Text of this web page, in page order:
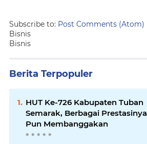
Subscribe to: Post Comments (Atom)
Bisnis
Bisnis
Berita Terpopuler
HUT Ke-726 Kabupaten Tuban
Semarak, Berbagai Prestasinya
Pun Membanggakan